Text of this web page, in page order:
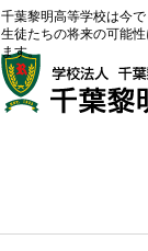
千葉黎明高等学校は今
生徒たちの将来の可能
ます。